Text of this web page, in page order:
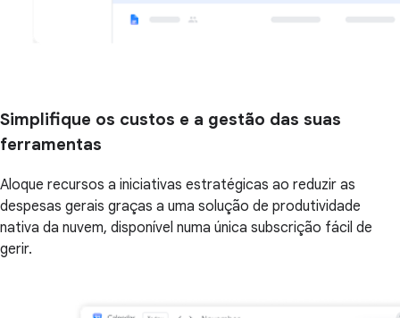
Simplifique os custos e a gestão das suas
ferramentas
Aloque recursos a iniciativas estratégicas ao reduzir as
despesas gerais graças a uma solução de produtividade
nativa da nuvem, disponível numa única subscrição fácil de
gerir.